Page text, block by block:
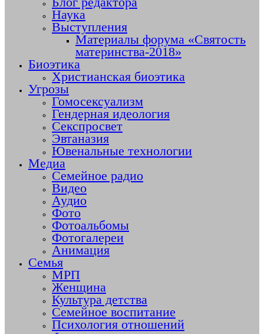
Наука
Выступления
Материалы форума «Святость
материнства-2018»
Биоэтика
Христианская биоэтика
Угрозы
Гомосексуализм
Гендерная идеология
Секспросвет
Эвтаназия
Ювенальные технологии
Медиа
Семейное радио
Видео
Аудио
Фото
Фотоальбомы
Фотогалереи
Анимация
Семья
МРП
Женщина
Культура детства
Семейное воспитание
Психология отношений